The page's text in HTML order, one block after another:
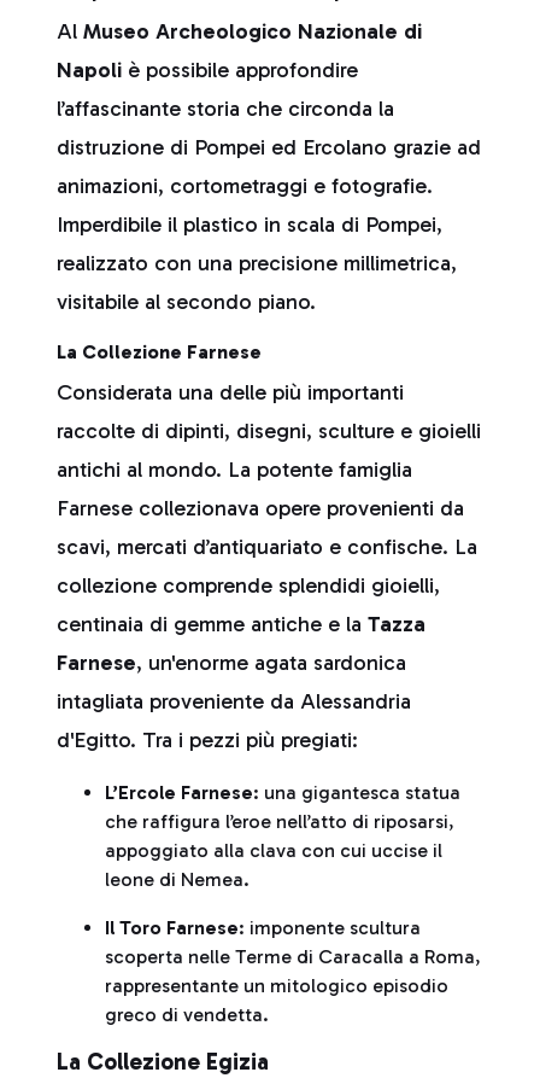
Al Museo Archeologico Nazionale di
Napoli è possibile approfondire
l’affascinante storia che circonda la
distruzione di Pompei ed Ercolano grazie ad
animazioni, cortometraggi e fotografie.
Imperdibile il plastico in scala di Pompei,
realizzato con una precisione millimetrica,
visitabile al secondo piano.
La Collezione Farnese
Considerata una delle più importanti
raccolte di dipinti, disegni, sculture e gioielli
antichi al mondo. La potente famiglia
Farnese collezionava opere provenienti da
scavi, mercati d’antiquariato e confische. La
collezione comprende splendidi gioielli,
centinaia di gemme antiche e la Tazza
Farnese, un'enorme agata sardonica
intagliata proveniente da Alessandria
d'Egitto. Tra i pezzi più pregiati:
L’Ercole Farnese: una gigantesca statua
che raffigura l’eroe nell’atto di riposarsi,
appoggiato alla clava con cui uccise il
leone di Nemea.
Il Toro Farnese: imponente scultura
scoperta nelle Terme di Caracalla a Roma,
rappresentante un mitologico episodio
greco di vendetta.
La Collezione Egizia